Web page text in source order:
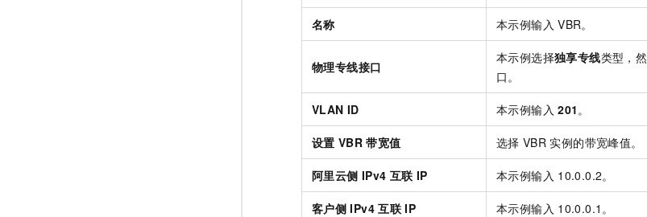
名称 本示例输入 VBR。
物理专线接口
本示例选择独享专线类型，
口。
VLAN ID 本示例输入 201 。
设置 VBR 带宽值 选择 VBR 实例的带宽峰值。
阿里云侧 IPv4 互联 IP 本示例输入 10.0.0.2。
客户侧 IPv4 互联 IP 本示例输入 10.0.0.1。